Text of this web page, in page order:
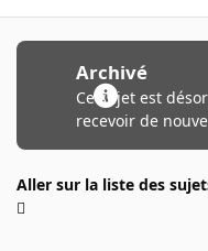
Archivé
Ce sujet est
recevoir de
Aller sur la liste des